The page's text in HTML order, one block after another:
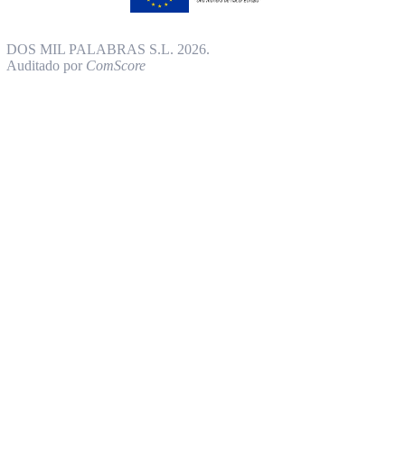
DOS MIL PALABRAS S.L. 2026.
Auditado por ComScore